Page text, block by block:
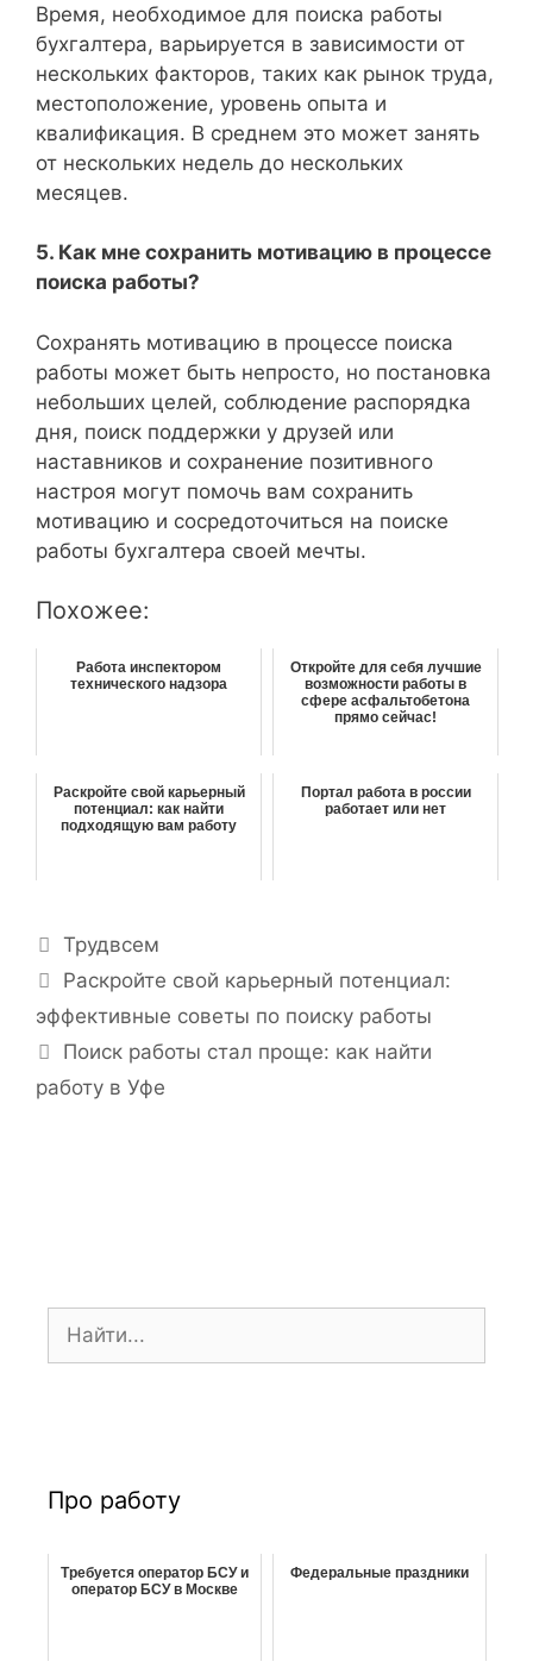
Время, необходимое для поиска работы
бухгалтера, варьируется в зависимости от
нескольких факторов, таких как рынок труда,
местоположение, уровень опыта и
квалификация. В среднем это может занять
от нескольких недель до нескольких
месяцев.
5. Как мне сохранить мотивацию в процессе
поиска работы?
Сохранять мотивацию в процессе поиска
работы может быть непросто, но постановка
небольших целей, соблюдение распорядка
дня, поиск поддержки у друзей или
наставников и сохранение позитивного
настроя могут помочь вам сохранить
мотивацию и сосредоточиться на поиске
работы бухгалтера своей мечты.
Похожее:
Работа инспектором
технического надзора
Откройте для себя лучшие
возможности работы в
сфере асфальтобетона
прямо сейчас!
Раскройте свой карьерный
потенциал: как найти
подходящую вам работу
Портал работа в россии
работает или нет
Р
у
р
и
к
Трудвсем
Н
а
и
г
Раскройте свой карьерный потенциал:
эффективные советы по поиску работы
Поиск работы стал проще: как найти
работу в Уфе
Про работу
Требуется оператор БСУ и
оператор БСУ в Москве
Федеральные праздники